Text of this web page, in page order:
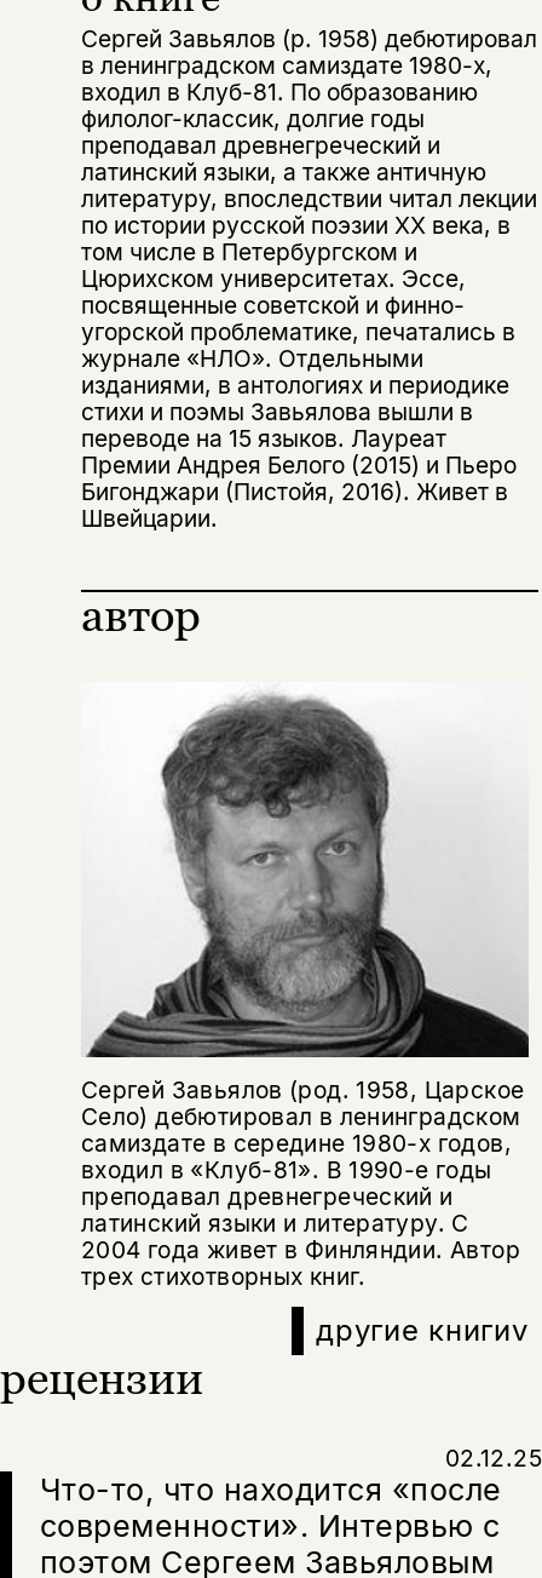
Сергей Завьялов (р. 1958) дебютировал
в ленинградском самиздате 1980-х,
входил в Клуб-81. По образованию
филолог-классик, долгие годы
преподавал древнегреческий и
латинский языки, а также античную
литературу, впоследствии читал лекции
по истории русской поэзии ХХ века, в
том числе в Петербургском и
Цюрихском университетах. Эссе,
посвященные советской и финно-
угорской проблематике, печатались в
журнале «НЛО». Отдельными
изданиями, в антологиях и периодике
стихи и поэмы Завьялова вышли в
переводе на 15 языков. Лауреат
Премии Андрея Белого (2015) и Пьеро
Бигонджари (Пистойя, 2016). Живет в
Швейцарии.
автор
Сергей Завьялов (род. 1958, Царское
Село) дебютировал в ленинградском
самиздате в середине 1980-х годов,
входил в «Клуб-81». В 1990-е годы
преподавал древнегреческий и
латинский языки и литературу. С
2004 года живет в Финляндии. Автор
трех стихотворных книг.
другие книгиv
рецензии
Что-то, что находится «после
современности». Интервью с
поэтом Сергеем Завьяловым
02.12.25
Подписка на рассылку
Раз в неделю мы отправляем рассылку
о книгах и событиях «НЛО».
За подписку дарим промокод на
скидку 15%
Я соглашаюсь сПолитикой конфиденциальности
Этой книги временно
нет в продаже.
Вы можете подписаться на
уведомления, и при поступлении книги
на склад получить письмо на указанный
электронный адрес.
Я соглашаюсь сПолитикой конфиденциальности
Эта книга
Скажите, пожалуйста,
вам уже исполнилось 18 лет?